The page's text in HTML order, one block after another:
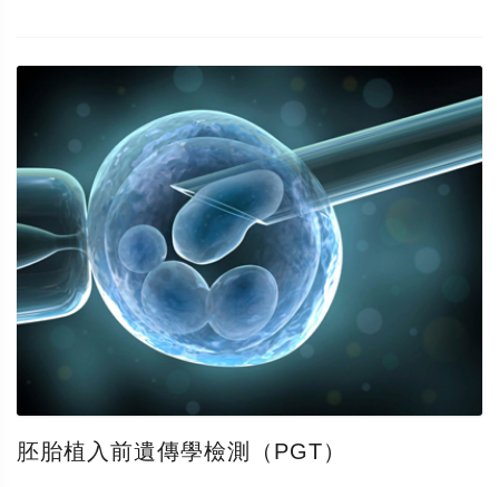
胚胎植入前遺傳學檢測（PGT）